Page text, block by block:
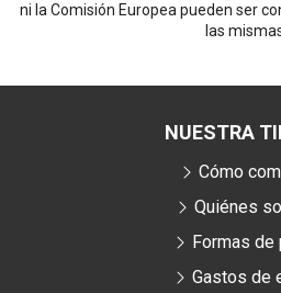
ni la Comisión Europea pueden ser
las
NUESTRA
Cómo
Quiénes
Formas de
Gastos de